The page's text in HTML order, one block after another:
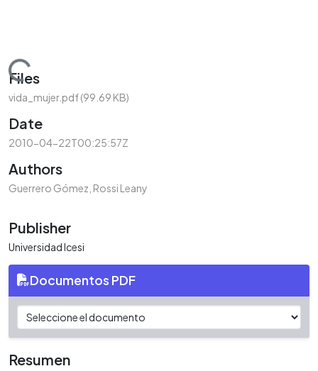
Loading...
Files
vida_mujer.pdf(99.69 KB)
Date
2010-04-22T00:25:57Z
Authors
Guerrero Gómez, Rossi Leany
Publisher
Universidad Icesi
Documentos PDF
Resumen